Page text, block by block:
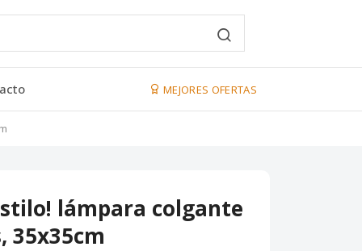
MEJORES OFERTAS
lámpara colgante
35x35cm